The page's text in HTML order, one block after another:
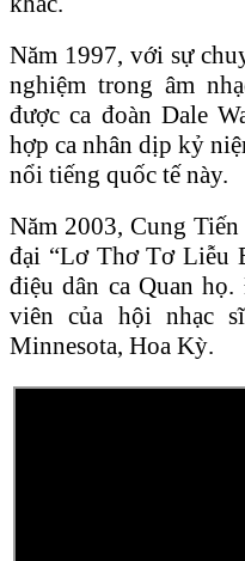
Năm 1997, với sự
nghiệm trong âm
được ca đoàn Dale
hợp ca nhân dịp kỷ
nổi tiếng quốc tế này.
Năm 2003, Cung Tiến
đại “Lơ Thơ Tơ Liễu
điệu dân ca Quan
viên của hội nhạc
Minnesota, Hoa Kỳ.